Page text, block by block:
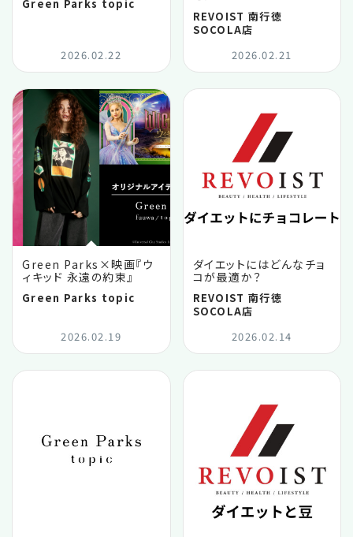
Green Parks topic
2026.02.22
REVOIST 南行徳
SOCOLA店
2026.02.21
Green Parks×映画『ウ
ィキッド 永遠の約束』
Green Parks topic
2026.02.19
ダイエットにはどんなチョ
コが最適か？
REVOIST 南行徳
SOCOLA店
2026.02.14